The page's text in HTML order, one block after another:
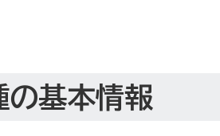
の基本情報